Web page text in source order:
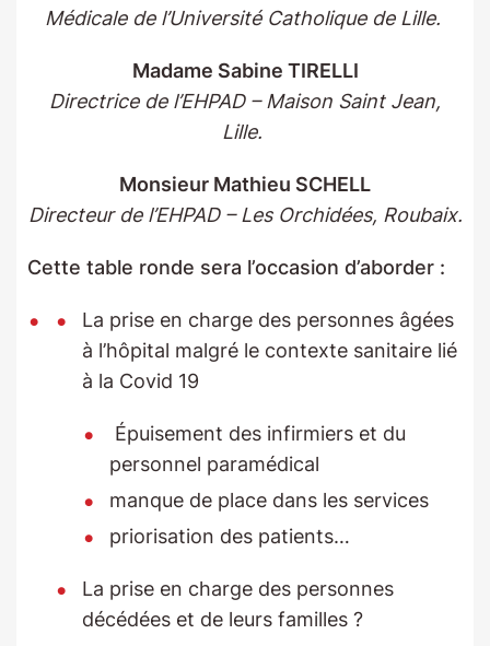
Médicale de l’Université Catholique de Lille.
Madame Sabine TIRELLI
Directrice de l’EHPAD – Maison Saint Jean,
Lille.
Monsieur Mathieu SCHELL
Directeur de l’EHPAD – Les Orchidées, Roubaix.
Cette table ronde sera l’occasion d’aborder :
La prise en charge des personnes âgées
à l’hôpital malgré le contexte sanitaire lié
à la Covid 19
Épuisement des infirmiers et du
personnel paramédical
manque de place dans les services
priorisation des patients…
La prise en charge des personnes
décédées et de leurs familles ?